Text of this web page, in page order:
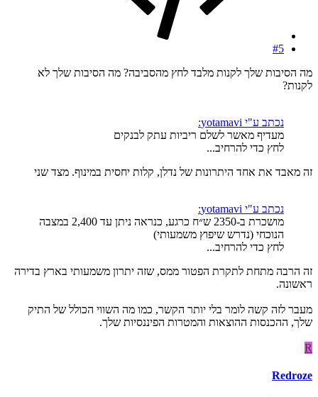
#5
מה הסיבות שלך לקנות מלבד לחץ מהסביבה? מה הסיבות שלך לא
לקנות?
נכתב ע"י yotamavi:
מעדיף מאשר לשלם ריביות עתק לבנקים
לחץ כדי להרחיב...
זה מאבד את אחד היתרונות של נדלן, קלות יחסית במינוף. מצד שני
נכתב ע"י yotamavi:
מושכרת ב-2350 ש״ח כרגע, כנראה ניתן עד 2,400 במצבה
הנוכחי (נדרש שיפוץ משמעותי)
לחץ כדי להרחיב...
זה הרבה מתחת לתקרת הפטור ממס, שזה יתרון משמעותי בארץ בדירה
ראשונה.
מעבר לזה קשה לומר בלי יותר הקשר, כמו מה השווי הכולל של התיק
שלך, ההכנסות ההוצאות והמטרות הפיננסיות שלך.
R
Redroze